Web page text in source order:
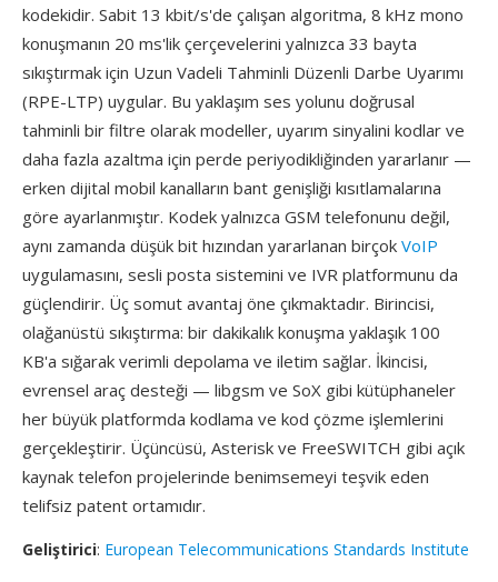
kodekidir. Sabit 13 kbit/s'de çalışan algoritma, 8 kHz mono
konuşmanın 20 ms'lik çerçevelerini yalnızca 33 bayta
sıkıştırmak için Uzun Vadeli Tahminli Düzenli Darbe Uyarımı
(RPE-LTP) uygular. Bu yaklaşım ses yolunu doğrusal
tahminli bir filtre olarak modeller, uyarım sinyalini kodlar ve
daha fazla azaltma için perde periyodikliğinden yararlanır —
erken dijital mobil kanalların bant genişliği kısıtlamalarına
göre ayarlanmıştır. Kodek yalnızca GSM telefonunu değil,
aynı zamanda düşük bit hızından yararlanan birçok VoIP
uygulamasını, sesli posta sistemini ve IVR platformunu da
güçlendirir. Üç somut avantaj öne çıkmaktadır. Birincisi,
olağanüstü sıkıştırma: bir dakikalık konuşma yaklaşık 100
KB'a sığarak verimli depolama ve iletim sağlar. İkincisi,
evrensel araç desteği — libgsm ve SoX gibi kütüphaneler
her büyük platformda kodlama ve kod çözme işlemlerini
gerçekleştirir. Üçüncüsü, Asterisk ve FreeSWITCH gibi açık
kaynak telefon projelerinde benimsemeyi teşvik eden
telifsiz patent ortamıdır.
Geliştirici: European Telecommunications Standards Institute